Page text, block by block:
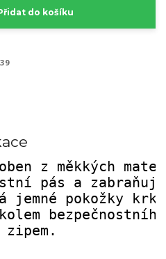
do košíku
z měkkých
pás a
jemné pokožky
zipem.